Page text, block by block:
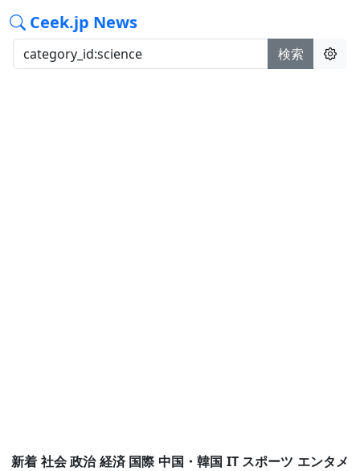
Ceek.jp News
検索
新着 社会 政治 経済 国際 中国・韓国 IT スポーツ エンタメ